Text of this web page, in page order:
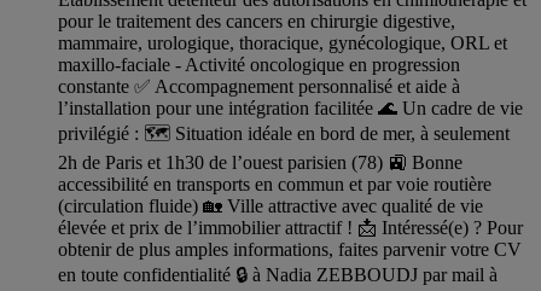
pour le traitement des cancers en chirurgie digestive,
mammaire, urologique, thoracique, gynécologique, ORL et
maxillo-faciale - Activité oncologique en progression
constante ✅ Accompagnement personnalisé et aide à
l’installation pour une intégration facilitée 🌊 Un cadre de vie
privilégié : 🗺️ Situation idéale en bord de mer, à seulement
2h de Paris et 1h30 de l’ouest parisien (78) 🚉 Bonne
accessibilité en transports en commun et par voie routière
(circulation fluide) 🏡 Ville attractive avec qualité de vie
élevée et prix de l’immobilier attractif ! 📩 Intéressé(e) ? Pour
obtenir de plus amples informations, faites parvenir votre CV
en toute confidentialité 🔒 à Nadia ZEBBOUDJ par mail à